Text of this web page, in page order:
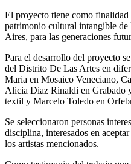
El proyecto tiene como
patrimonio cultural intangible de
Aires, para las generaciones
Para el desarrollo del proyecto
del Distrito De Las Artes en
Maria en Mosaico Veneciano,
Alicia Diaz Rinaldi en Grabado
textil y Marcelo Toledo en
Se seleccionaron personas
disciplina, interesados en
los artistas mencionados.